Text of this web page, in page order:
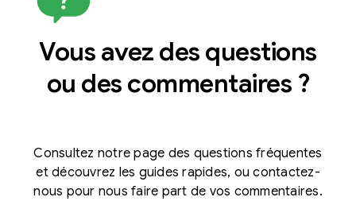
Vous avez des questions
ou des commentaires ?
Consultez notre page des questions fréquentes
et découvrez les guides rapides, ou contactez-
nous pour nous faire part de vos commentaires.